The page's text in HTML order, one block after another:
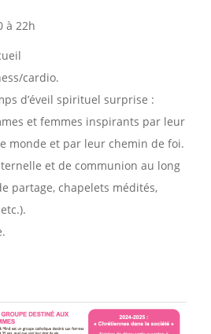
à 22h
cardio.
d’éveil spirituel surprise :
et femmes inspirants par leur
monde et par leur chemin de foi.
et de communion au long
partage, chapelets médités,